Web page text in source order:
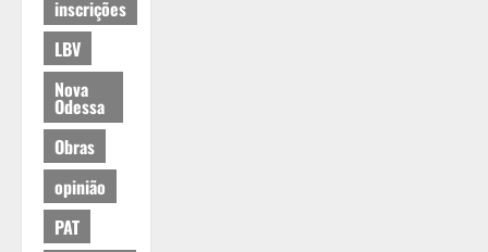
inscrições
LBV
Nova
Odessa
Obras
opinião
PAT